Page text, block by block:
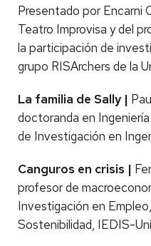
Presentado por Encarni
Teatro Improvisa y del
la participación de
grupo RISArchers de la
La familia de Sally |
doctoranda en
de Investigación en
Canguros en crisis |
profesor de
Investigación en
Sostenibilidad, IEDIS-